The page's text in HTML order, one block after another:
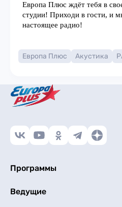
Европа Плюс Акустика
Программы
Ведущие